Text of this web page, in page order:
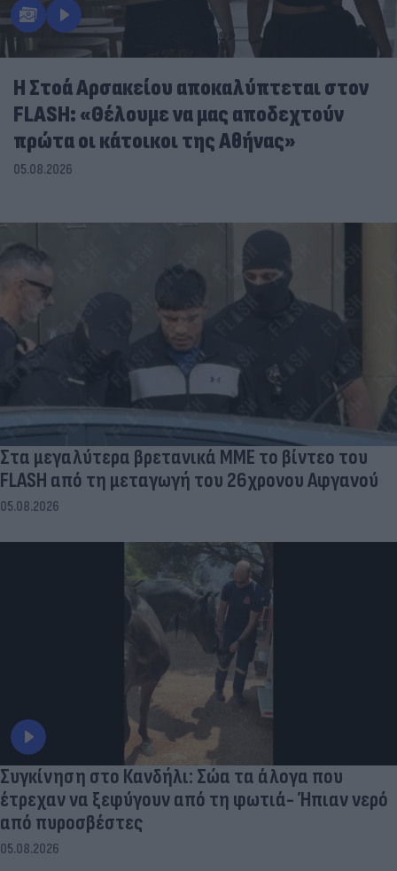
Η Στοά Αρσακείου αποκαλύπτεται στον
FLASH: «Θέλουμε να μας αποδεχτούν
πρώτα οι κάτοικοι της Αθήνας»
05.08.2026
Στα μεγαλύτερα βρετανικά ΜΜΕ το βίντεο του
FLASH από τη μεταγωγή του 26χρονου Αφγανού
05.08.2026
Συγκίνηση στο Κανδήλι: Σώα τα άλογα που
έτρεχαν να ξεφύγουν από τη φωτιά- Ήπιαν νερό
από πυροσβέστες
05.08.2026